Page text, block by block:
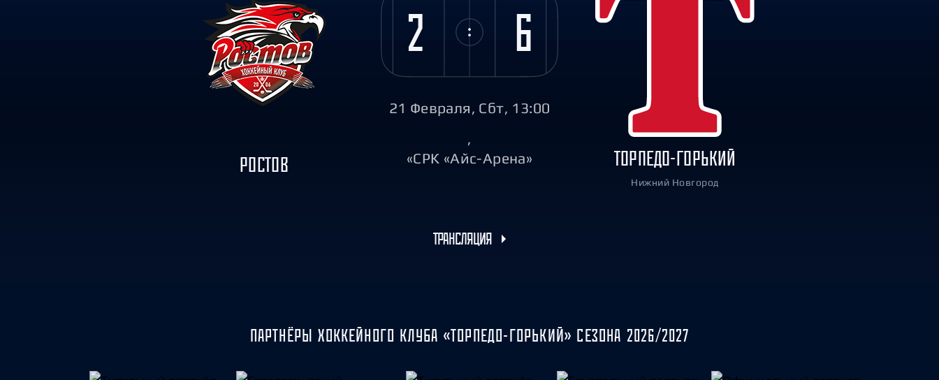
Локомотив
Северсталь
Шанхайские Драконы
Салават Юлаев
РОСТОВ
2 6
21 Февраля, Сбт, 13:00
,
«СРК «Айс-Арена»
ТОРПЕДО-ГОРЬКИЙ
Нижний Новгород
ТРАНСЛЯЦИЯ
ПАРТНЁРЫ ХОККЕЙНОГО КЛУБА «ТОРПЕДО-ГОРЬКИЙ» СЕЗОНА 2026/2027